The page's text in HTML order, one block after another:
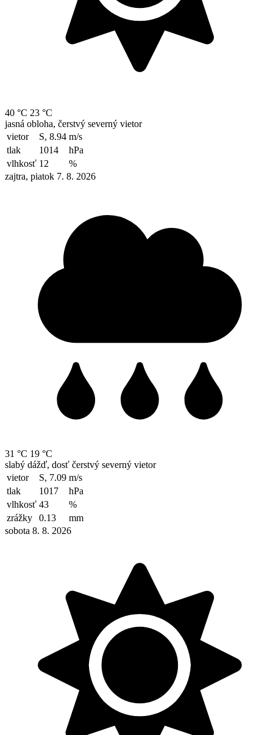
40 °C 23 °C
jasná obloha, čerstvý severný vietor
vietor
S, 8.94 m/s
tlak
1014
hPa
vlhkosť 12
%
zajtra, piatok 7. 8. 2026
31 °C 19 °C
slabý dážď, dosť čerstvý severný vietor
vietor
S, 7.09 m/s
tlak
1017
hPa
vlhkosť 43
%
zrážky
0.13
mm
sobota 8. 8. 2026